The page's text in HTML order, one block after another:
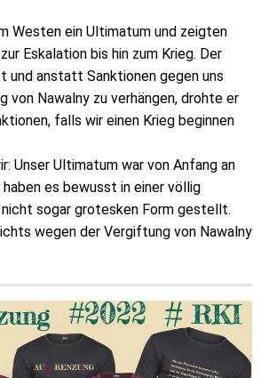
Westen ein Ultimatum und zeigten
Eskalation bis hin zum Krieg. Der
und anstatt Sanktionen gegen uns
von Nawalny zu verhängen, drohte er
falls wir einen Krieg beginnen
Unser Ultimatum war von Anfang an
haben es bewusst in einer völlig
sogar grotesken Form gestellt.
wegen der Vergiftung von Nawalny